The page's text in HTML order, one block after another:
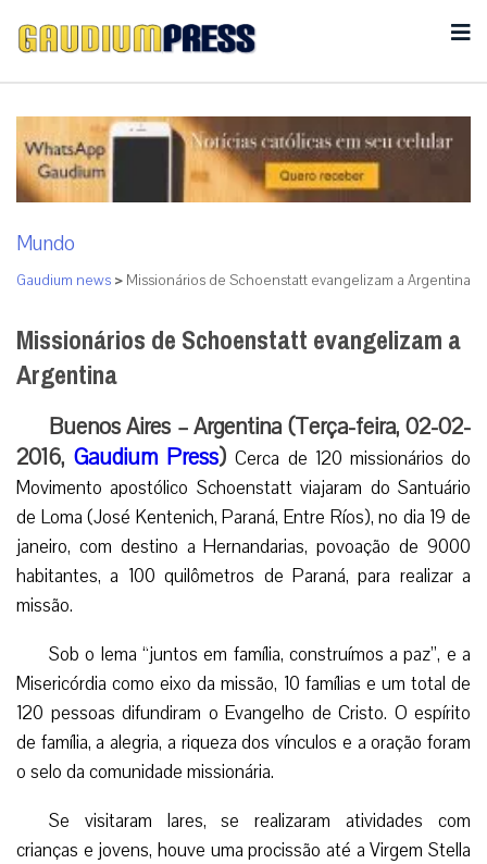
Mundo
Gaudium news > Missionários de Schoenstatt evangelizam a Argentina
Missionários de Schoenstatt evangelizam a
Argentina
Buenos Aires – Argentina (Terça-feira, 02-02-
2016,Gaudium Press)Cerca de 120 missionários do
Movimento apostólico Schoenstatt viajaram do Santuário
de Loma (José Kentenich, Paraná, Entre Ríos), no dia 19 de
janeiro, com destino a Hernandarias, povoação de 9000
habitantes, a 100 quilômetros de Paraná, para realizar a
missão.
Sob o lema “juntos em família, construímos a paz”, e a
Misericórdia como eixo da missão, 10 famílias e um total de
120 pessoas difundiram o Evangelho de Cristo. O espírito
de família, a alegria, a riqueza dos vínculos e a oração foram
o selo da comunidade missionária.
Se visitaram lares, se realizaram atividades com
crianças e jovens, houve uma procissão até a Virgem Stella